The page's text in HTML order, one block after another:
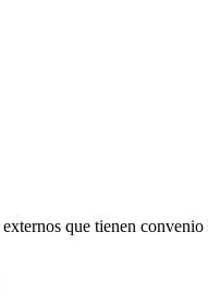
que tienen